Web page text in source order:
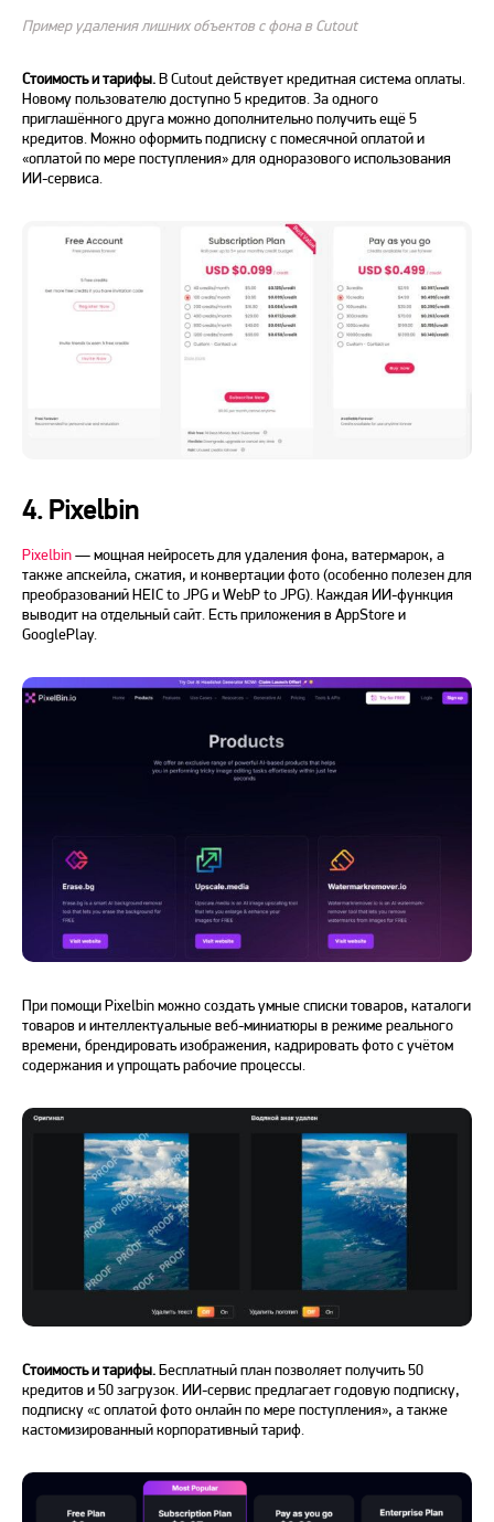
Пример удаления лишних объектов с фона в Cutout
Стоимость и тарифы.В Cutout действует кредитная система оплаты.
Новому пользователю доступно 5 кредитов. За одного
приглашённого друга можно дополнительно получить ещё 5
кредитов. Можно оформить подписку с помесячной оплатой и
«оплатой по мере поступления» для одноразового использования
ИИ-сервиса
4. Pixelbin
Pixelbin— мощная нейросеть для удаления фона, ватермарок, а
также апскейла, сжатия, и конвертации фото (особенно полезен для
преобразований HEIC to JPG и WebP to JPG). Каждая ИИ-функция
выводит на отдельный сайт. Есть приложения в AppStore и
GooglePlay.
При помощи Pixelbin можно создать умные списки товаров, каталоги
товаров и интеллектуальные веб-миниатюры в режиме реального
времени, брендировать изображения, кадрировать фото с учётом
содержания и упрощать рабочие процессы.
Стоимость и тарифы.Бесплатныйплан позволяет получить 50
кредитов и 50 загрузок.ИИ-сервиспредлагает годовую подписку,
подписку «с оплатойфото онлайнпо мере поступления», а также
кастомизированный корпоративный тариф.